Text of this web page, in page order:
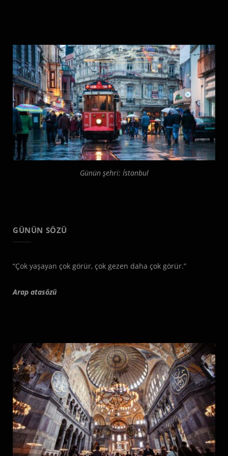
Günün şehri: İstanbul
GÜNÜN SÖZÜ
“Çok yaşayan çok görür, çok gezen daha çok görür.”
Arap atasözü